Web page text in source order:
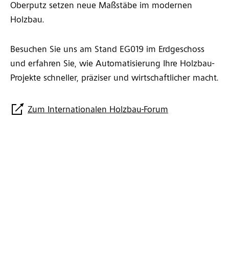
Oberputz setzen neue Maßstäbe im modernen
Holzbau.
Besuchen Sie uns am Stand EG019 im Erdgeschoss
und erfahren Sie, wie Automatisierung Ihre Holzbau-
Projekte schneller, präziser und wirtschaftlicher macht.
Zum Internationalen Holzbau-Forum